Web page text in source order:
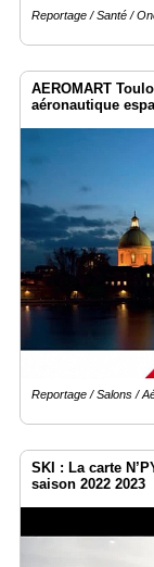
Reportage / Santé /
AEROMART
aéronautique
Reportage / Salons /
SKI : La carte
saison 2022 2023